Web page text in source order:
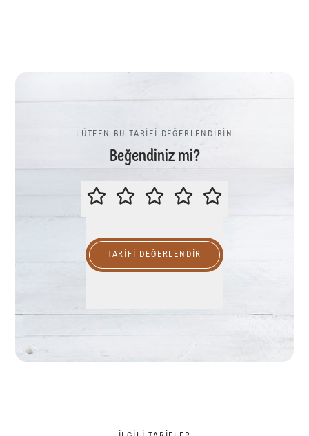
LÜTFEN BU TARİFİ DEĞERLENDİRİN
Beğendiniz mi?
LÜTFEN BU TARİFİ
TARIFI DEĞERLENDİR